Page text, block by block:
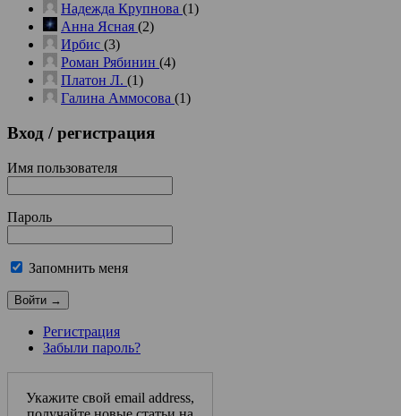
Надежда Крупнова (1)
Анна Ясная (2)
Ирбис (3)
Роман Рябинин (4)
Платон Л. (1)
Галина Аммосова (1)
Вход / регистрация
Имя пользователя
Пароль
Запомнить меня
Регистрация
Забыли пароль?
Укажите свой email address,